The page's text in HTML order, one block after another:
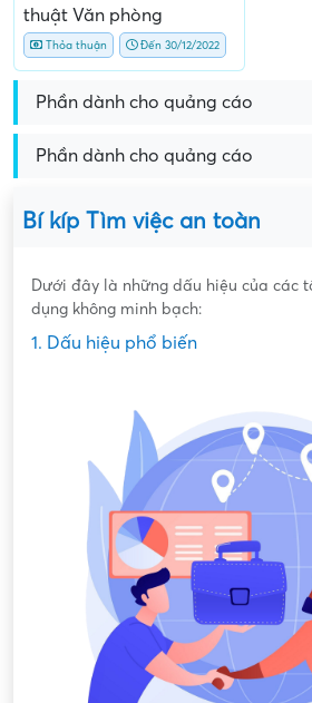
thuật Văn phòng
Thỏa thuận Đến 30/12/2022
Phần dành cho quảng cáo
Phần dành cho quảng cáo
Bí kíp Tìm việc an toàn
Dưới đây là những dấu hiệu của các
dụng không minh bạch:
1. Dấu hiệu phổ biến